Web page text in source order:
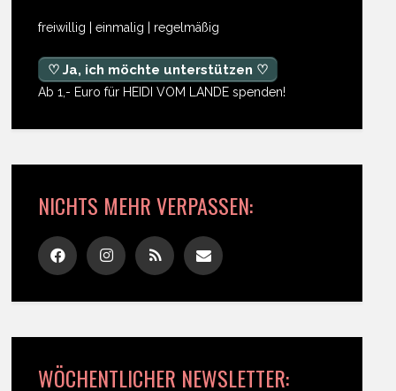
freiwillig | einmalig | regelmäßig
♡ Ja, ich möchte unterstützen ♡
Ab 1,- Euro für HEIDI VOM LANDE spenden!
NICHTS MEHR VERPASSEN:
WÖCHENTLICHER NEWSLETTER: